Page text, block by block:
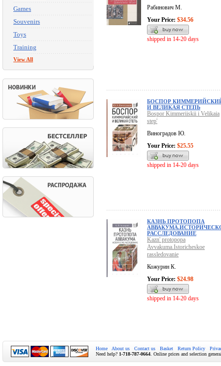
Games
Souvenirs
Toys
Training
View All
Рабинович М.
Your Price: $34.56
shipped in 14-20 days
БОСПОР
И ВЕЛИКАЯ СТЕПЬ
Bospor Kimmeriiskii i Velikaia
step'
Виноградов Ю.
Your Price: $25.55
shipped in 14-20 days
КАЗНЬ ПРОТОПОПА
РАССЛЕДОВАНИЕ
Kazn' protopopa
Avvakuma.Istoricheskoe
rassledovanie
Кожурин К.
Your Price: $24.98
shipped in 14-20 days
Home About us Contact us Basket Return Policy
Need help? 1-718-787-0664 . Online prices and selection